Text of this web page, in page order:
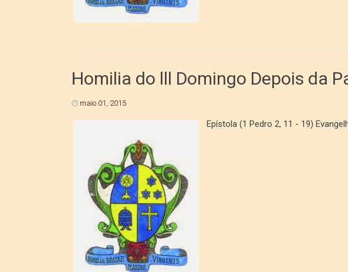
Homilia do lll Domingo Depois da
maio 01, 2015
Epístola (1 Pedro 2, 11 - 19)